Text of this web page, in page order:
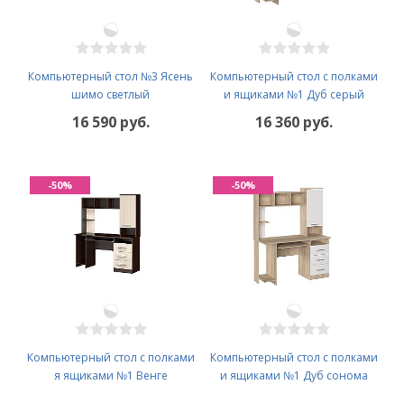
Компьютерный стол №3 Ясень
шимо светлый
16 590 руб.
Компьютерный стол с полками
и ящиками №1 Дуб серый
16 360 руб.
Компьютерный стол с полками
я ящиками №1 Венге
-50%
Компьютерный стол с полками
и ящиками №1 Дуб сонома
-50%